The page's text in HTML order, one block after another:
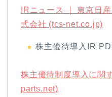
IRニュース ｜ 東京日
式会社 (tcs-net.co.jp)
株主優待導入IR
株主優待制度導入に関
parts.net)